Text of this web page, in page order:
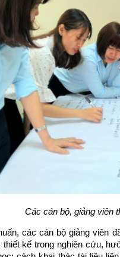
Các cán bộ, giảng viên
các cán bộ giảng viên
thiết kế trong nghiên cứu,